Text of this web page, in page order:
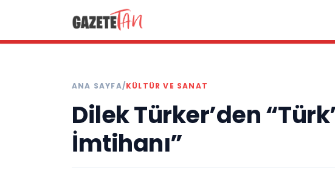
ANA SAYFA/KÜLTÜR VE SANAT
Dilek Türker’den
İmtihanı”